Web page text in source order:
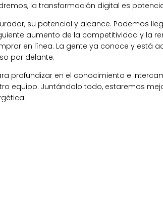
la transformación digital es
su potencial y alcance. Podemos
aumento de la competitividad y la
en línea. La gente ya conoce y está
por delante.
profundizar en el conocimiento e
equipo. Juntándolo todo, estaremos